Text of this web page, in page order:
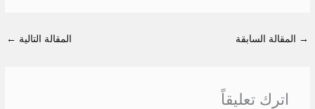
→ المقالة السابقة المقالة التالية ←
اترك تعليقاً